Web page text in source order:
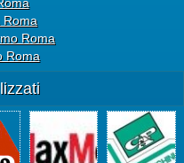
Roma
Roma
Roma